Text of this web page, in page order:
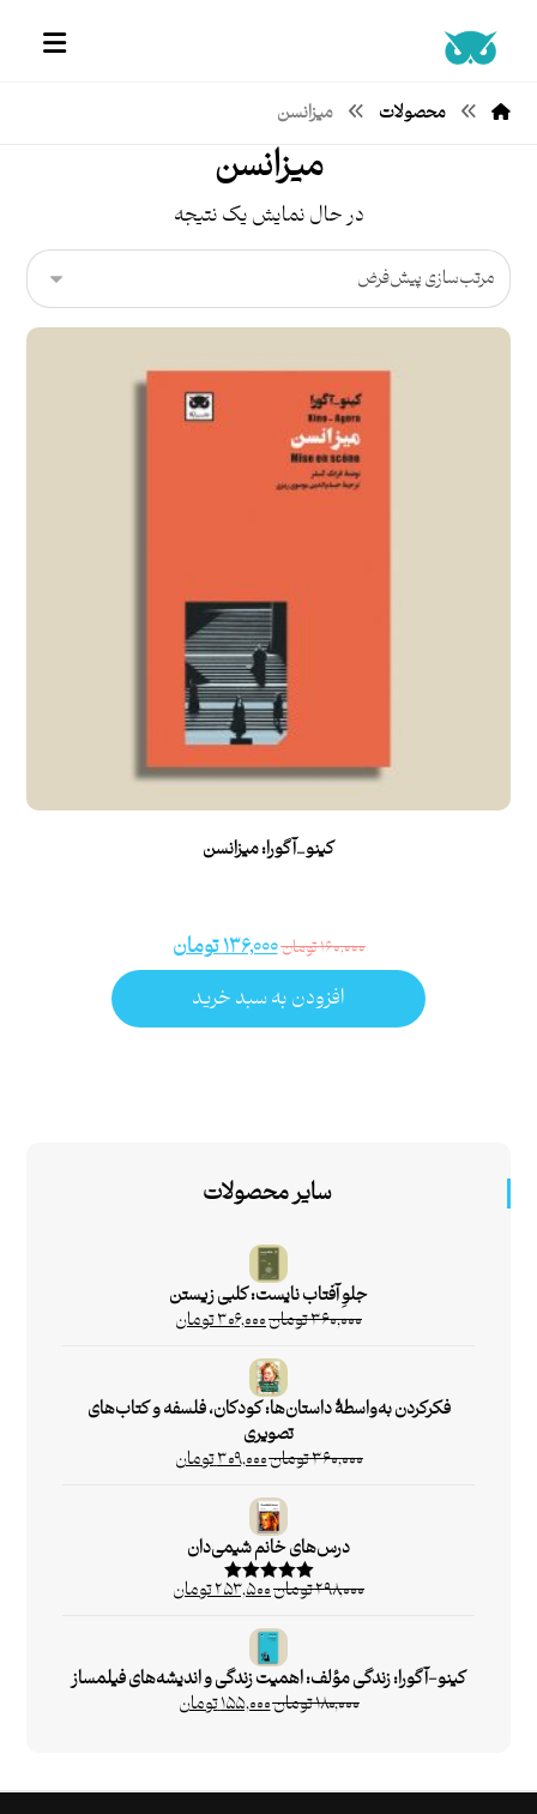
محصولات میزانسن
میزانسن
در حال نمایش یک نتیجه
کینو_آگورا: میزانسن
۱۶۰,۰۰۰تومان۱۳۶,۰۰۰تومان
افزودن به سبد خرید
سایر محصولات
جلوِ آفتاب نایست: کلبی زیستن
۳۶۰,۰۰۰تومان۳۰۶,۰۰۰تومان
فکرکردن به‌واسطۀ داستان‌ها: کودکان، فلسفه و کتاب‌های
تصویری
۳۶۰,۰۰۰تومان۳۰۹,۰۰۰تومان
درس‌های خانم شیمی‌دان
امتیاز۵.۰۰
۲۹۸,۰۰۰تومان۲۵۳,۵۰۰تومان
کینو-آگورا: زندگی مؤلف: اهمیت زندگی و اندیشه‌های فیلمساز
۱۸۰,۰۰۰تومان۱۵۵,۰۰۰تومان